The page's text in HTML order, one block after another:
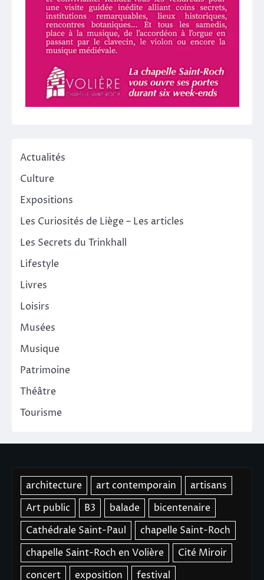
Actualités
Culture
Expositions
Les Curiosités de Liège – Les articles
Les Secrets du Trinkhall
Lifestyle
Livres
Loisirs
Musées
Musique
Patrimoine
Théâtre
Tourisme